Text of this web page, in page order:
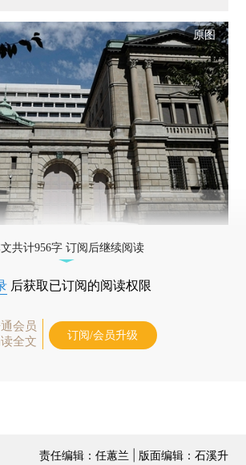
原图
共计956字 订阅后继续阅读
后获取已订阅的阅读权限
会员
全文
订阅/会员升级
责任编辑：任蕙兰 | 版面编辑：石溪升